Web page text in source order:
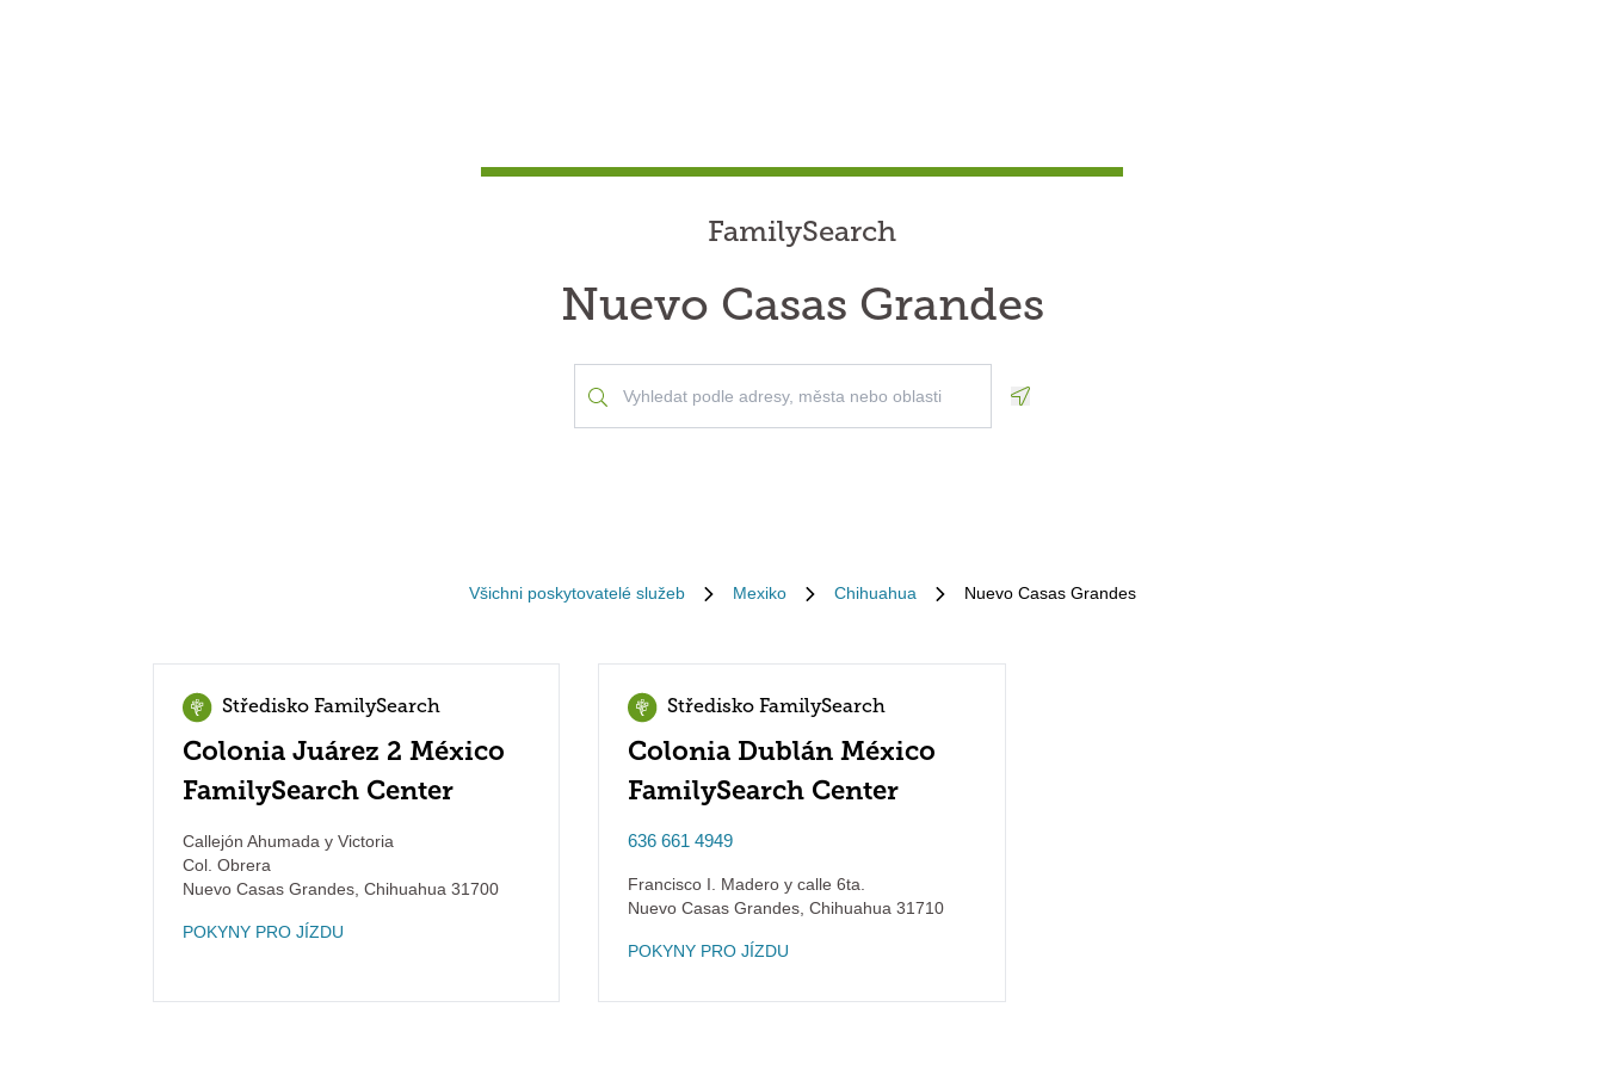
FamilySearch
Nuevo Casas Grandes
Všichni poskytovatelé služeb Mexiko Chihuahua Nuevo Casas Grandes
Středisko FamilySearch
Colonia Juárez 2 México
FamilySearch Center
Callejón Ahumada y Victoria
Col. Obrera
Nuevo Casas Grandes Chihuahua 31700
POKYNY PRO JÍZDU
Středisko FamilySearch
Colonia Dublán México
FamilySearch Center
636 661 4949
Francisco I. Madero y calle 6ta.
Nuevo Casas Grandes Chihuahua 31710
POKYNY PRO JÍZDU